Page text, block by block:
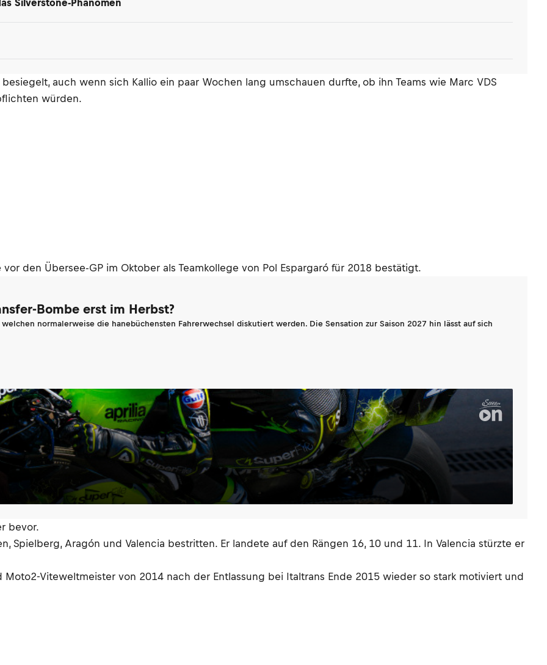
auch wenn sich Kallio ein paar Wochen lang umschauen durfte, ob ihn Teams wie Marc VDS
würden.
den Übersee-GP im Oktober als Teamkollege von Pol Espargaró für 2018 bestätigt.
Bombe erst im Herbst?
normalerweise die hanebüchensten Fahrerwechsel diskutiert werden. Die Sensation zur Saison 2027 hin lässt auf sich
bevor.
Spielberg, Aragón und Valencia bestritten. Er landete auf den Rängen 16, 10 und 11. In Valencia stürzte er
Viteweltmeister von 2014 nach der Entlassung bei Italtrans Ende 2015 wieder so stark motiviert und